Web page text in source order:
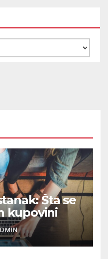
Šta se
kupovini